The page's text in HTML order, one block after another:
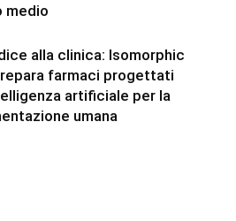
medio
alla clinica: Isomorphic
farmaci progettati
artificiale per la
umana